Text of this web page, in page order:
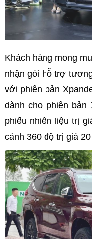
Khách hàng mong
nhận gói hỗ trợ
với phiên bản
dành cho phiên bản
phiếu nhiên liệu trị
cảnh 360 độ trị giá